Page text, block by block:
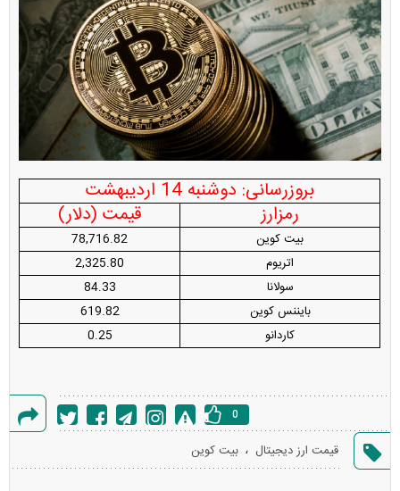
بروزرسانی: دوشنبه 14 اردیبهشت
رمزارز
قیمت (دلار)
بیت کوین
78,716.82
اتریوم
2,325.80
سولانا
84.33
بایننس کوین
619.82
کاردانو
0.25
خطا
0
قیمت ارز دیجیتال ، بیت کوین